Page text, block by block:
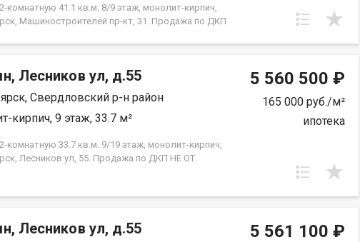
транспорта возле ледовой арены. Сеть
и велосипедно-роликовых дорожек по всему
современные лифты. Наземные
комнатную 41.1 кв.м. 8/9 этаж, монолит-кирпич,
Машиностроителей пр-кт, 31. Продажа по ДКП
Лесников ул, д.55
Свердловский р-н район
кирпич, 9 этаж, 33.7 м²
комнатную 33.7 кв.м. 9/19 этаж, монолит-кирпич,
Лесников ул, 55. Продажа по ДКП НЕ ОТ
5 560 500 ₽
165 000 руб./м²
ипотека
Лесников ул, д.55 5 561 100 ₽